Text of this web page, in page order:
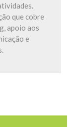
que cobre
apoio aos
e